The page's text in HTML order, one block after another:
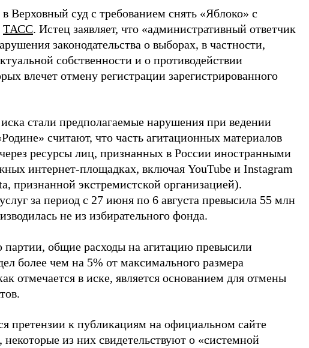
Верховный суд с требованием снять «Яблоко» с
ТАСС. Истец заявляет, что «административный ответчик
законодательства о выборах, в частности,
собственности и о противодействии
влечет отмену регистрации зарегистрированного
стали предполагаемые нарушения при ведении
считают, что часть агитационных материалов
ресурсы лиц, признанных в России иностранными
интернет-площадках, включая YouTube и Instagram
признанной экстремистской организацией).
за период с 27 июня по 6 августа превысила 55 млн
не из избирательного фонда.
общие расходы на агитацию превысили
более чем на 5% от максимального размера
отмечается в иске, является основанием для отмены
претензии к публикациям на официальном сайте
из них свидетельствуют о «системной